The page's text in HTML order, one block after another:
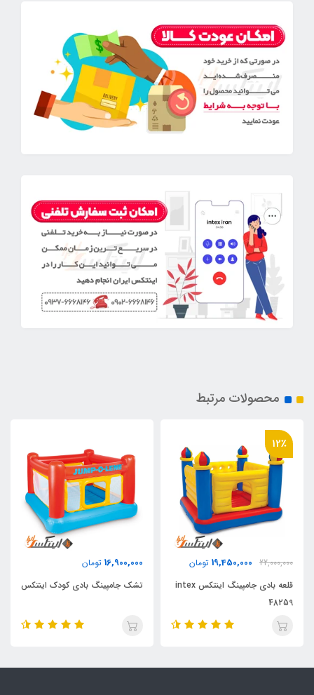
محصولات مرتبط
12٪
22,000,000
19,450,000 تومان
قلعه بادی جامپینگ اینتکس intex
48259
16,900,000 تومان
تشک جامپینگ بادی کودک اینتکس